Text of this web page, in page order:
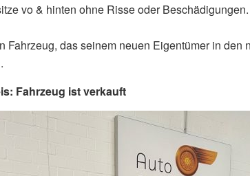
vo & hinten ohne Risse oder
Fahrzeug, das seinem neuen Eigentümer in den
Fahrzeug ist verkauft